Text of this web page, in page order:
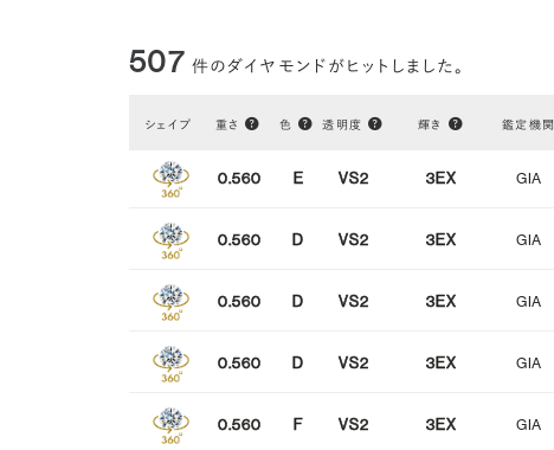
ほぼ無色
研磨状態 VERY GOOD EXCELLENT
蛍光性 NONE FAINT MEDIUM
507 件のダイヤモンドがヒットしました。
シェイプ 重さ 色 透明度 輝き 鑑定機関
0.560 E VS2 3EX GIA
0.560 D VS2 3EX GIA
0.560 D VS2 3EX GIA
0.560 D VS2 3EX GIA
0.560 F VS2 3EX GIA